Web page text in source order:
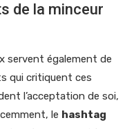
de la minceur
servent également de
qui critiquent ces
l’acceptation de soi,
le hashtag